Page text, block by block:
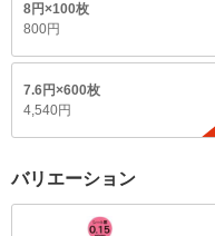
8円×100枚
800円
7.6円×600枚
4,540円
バリエーション